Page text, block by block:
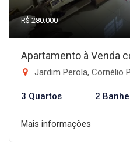
R$ 280.000
Apartamento à Venda
Jardim Perola, Cornélio
3 Quartos 2
Mais informações